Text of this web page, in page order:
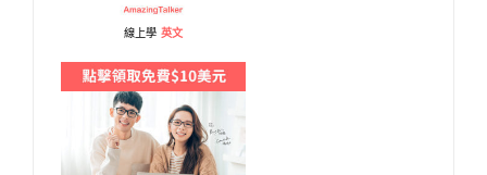
線上學 英文